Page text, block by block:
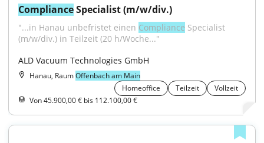
Compliance Specialist (m/w/div.)
"...in Hanau unbefristet einen Compliance Specialist
(m/w/div.) in Teilzeit (20 h/Woche..."
ALD Vacuum Technologies GmbH
Hanau, RaumOffenbach am Main
Homeoffice
Teilzeit
Vollzeit
Von 45.900,00 € bis 112.100,00 €